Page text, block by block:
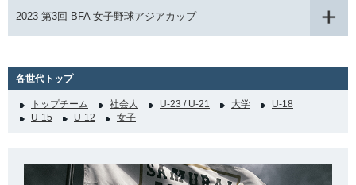
2023 第3回 BFA 女子野球アジアカップ
各世代トップ
トップチーム 社会人 U-23 / U-21 大学
U-18
U-15
U-12 女子